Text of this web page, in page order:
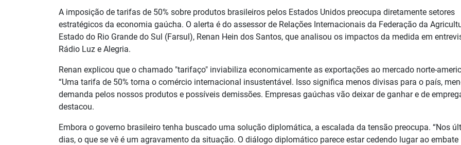
A imposição de tarifas de 50% sobre produtos brasileiros pelos Estados Unidos preocupa diretamente setores
estratégicos da economia gaúcha. O alerta é do assessor de Relações Internacionais da Federação da
Estado do Rio Grande do Sul (Farsul), Renan Hein dos Santos, que analisou os impactos da medida em
Rádio Luz e Alegria.
Renan explicou que o chamado "tarifaço" inviabiliza economicamente as exportações ao mercado norte-
“Uma tarifa de 50% torna o comércio internacional insustentável. Isso significa menos divisas para o país,
demanda pelos nossos produtos e possíveis demissões. Empresas gaúchas vão deixar de ganhar e de
destacou.
Embora o governo brasileiro tenha buscado uma solução diplomática, a escalada da tensão preocupa. “Nos
dias, o que se vê é um agravamento da situação. O diálogo diplomático parece estar cedendo lugar ao embate